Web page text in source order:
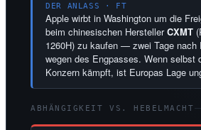
DER ANLASS · FT
Apple wirbt in Washington um die
beim chinesischen HerstellerCXMT
1260H) zu kaufen — zwei Tage nach
wegen des Engpasses. Wenn selbst
Konzern kämpft, ist Europas Lage
ABHÄNGIGKEIT VS. HEBELMACHT